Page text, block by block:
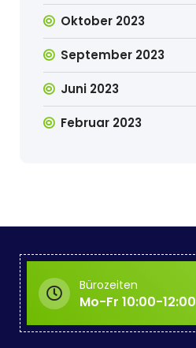
Oktober 2023
September 2023
Juni 2023
Februar 2023
Bürozeiten
Mo-Fr 10:00-12:00